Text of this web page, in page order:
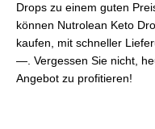
Drops zu einem guten
können Nutrolean Keto
kaufen, mit schneller
—. Vergessen Sie nicht,
Angebot zu profitieren!